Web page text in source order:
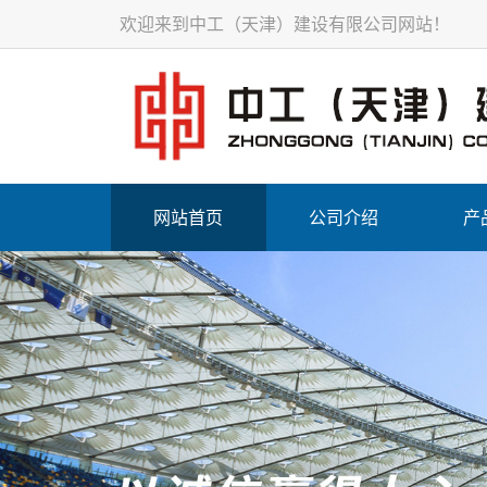
欢迎来到中工（天津）建设有限公司网站！
网站首页 公司介绍 产